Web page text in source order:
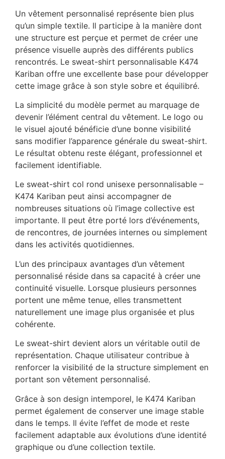
Un vêtement personnalisé représente bien plus
qu’un simple textile. Il participe à la manière dont
une structure est perçue et permet de créer une
présence visuelle auprès des différents publics
rencontrés. Le sweat-shirt personnalisable K474
Kariban offre une excellente base pour développer
cette image grâce à son style sobre et équilibré.
La simplicité du modèle permet au marquage de
devenir l’élément central du vêtement. Le logo ou
le visuel ajouté bénéficie d’une bonne visibilité
sans modifier l’apparence générale du sweat-shirt.
Le résultat obtenu reste élégant, professionnel et
facilement identifiable.
Le sweat-shirt col rond unisexe personnalisable –
K474 Kariban peut ainsi accompagner de
nombreuses situations où l’image collective est
importante. Il peut être porté lors d’événements,
de rencontres, de journées internes ou simplement
dans les activités quotidiennes.
L’un des principaux avantages d’un vêtement
personnalisé réside dans sa capacité à créer une
continuité visuelle. Lorsque plusieurs personnes
portent une même tenue, elles transmettent
naturellement une image plus organisée et plus
cohérente.
Le sweat-shirt devient alors un véritable outil de
représentation. Chaque utilisateur contribue à
renforcer la visibilité de la structure simplement en
portant son vêtement personnalisé.
Grâce à son design intemporel, le K474 Kariban
permet également de conserver une image stable
dans le temps. Il évite l’effet de mode et reste
facilement adaptable aux évolutions d’une identité
graphique ou d’une collection textile.